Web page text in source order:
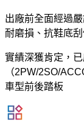
出廠前全面經過
耐磨損、抗鞋底
實績深獲肯定，
（2PW/2SO/
車型前後踏板